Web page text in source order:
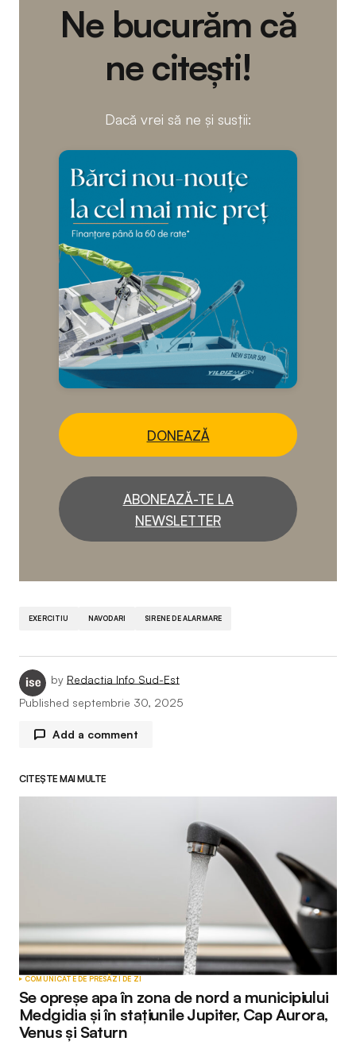
Ne bucurăm că
ne citești!
Dacă vrei să ne și susții:
DONEAZĂ
ABONEAZĂ-TE LA
NEWSLETTER
EXERCITIU NAVODARI SIRENE DE ALARMARE
by Redactia Info Sud-Est
Published septembrie 30, 2025
Add a comment
Adresa ta de email nu va fi publicată. Câmpurile
Your Name*
Your E-mail*
CITEȘTE MAI MULTE
COMUNICATE DE PRESĂZI DE ZI
Se opreșe apa în zona de nord a municipiului
Medgidia și în stațiunile Jupiter, Cap Aurora,
Venus și Saturn